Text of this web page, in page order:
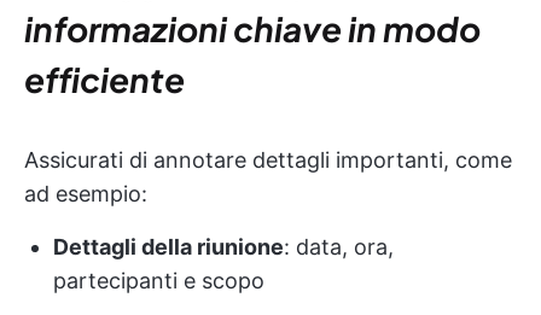
informazioni chiave in modo
efficiente
Assicurati di annotare dettagli importanti, come
ad esempio:
Dettagli della riunione: data, ora,
partecipanti e scopo